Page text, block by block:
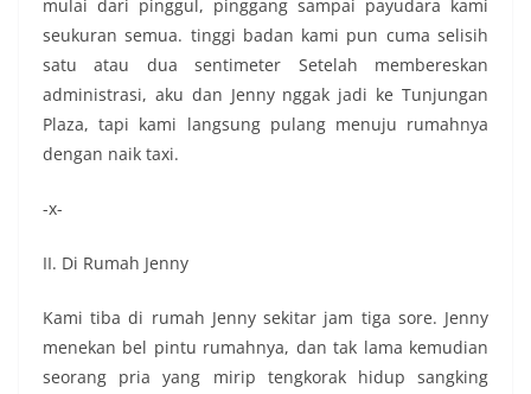
mulai dari pinggul, pinggang sampai payudara kami
seukuran semua. tinggi badan kami pun cuma selisih
satu atau dua sentimeter Setelah membereskan
administrasi, aku dan Jenny nggak jadi ke Tunjungan
Plaza, tapi kami langsung pulang menuju rumahnya
dengan naik taxi.
-x-
II. Di Rumah Jenny
Kami tiba di rumah Jenny sekitar jam tiga sore. Jenny
menekan bel pintu rumahnya, dan tak lama kemudian
seorang pria yang mirip tengkorak hidup sangking